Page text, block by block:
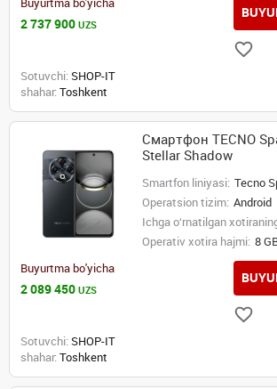
Buyurtma bo'yicha
2 737 900 UZS
Sotuvchi: SHOP-IT
shahar: Toshkent
Смартфон TECNO
Stellar Shadow
Smartfon liniyasi: Tecno
Operatsion tizim: Android
Ichga o‘rnatilgan
Operativ xotira hajmi: 8
Buyurtma bo'yicha
2 089 450 UZS
Sotuvchi: SHOP-IT
shahar: Toshkent